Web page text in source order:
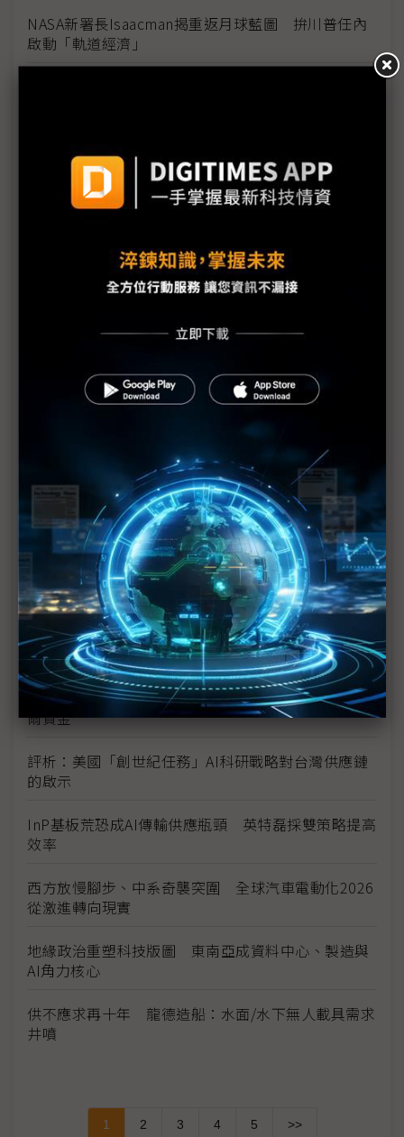
NASA新署長Isaacman揭重返月球藍圖 拚川普任內
啟動「軌道經濟」
黃仁勳誠聘Groq 員工股權「折現」約9成隨CEO加
入NVIDIA
川普10萬美元H-1B簽證費用爭議延燒 美國商會提起
魏哲家自嘲含淚打造台積美廠 NYT剖析1.8萬條法規
如何綁住晶圓代工龍頭手腳
從DeepSeek到H200鬆綁 盤點NVIDIA 2025年十大
新的逆襲之路？ 業者估未來5~10年中國將竄出多家
未蒙其利先受其害 美國製造業景氣連9個月衰退
H200效能翻6倍、價格增3成 NVIDIA「清庫存」仍
讓中國動心
豐田目標2026全球生產破千萬輛 HEV需求強勁跨越
電動車放緩影響
東南亞各國與美貿易協議持續推進 2026聚焦關鍵礦
產、轉口問題
陳立武與川普關鍵40分鐘會談 將政治阻力化為英特
爾資金
評析：美國「創世紀任務」AI科研戰略對台灣供應鏈
的啟示
InP基板荒恐成AI傳輸供應瓶頸 英特磊採雙策略提高
效率
西方放慢腳步、中系奇襲突圍 全球汽車電動化2026
從激進轉向現實
地緣政治重塑科技版圖 東南亞成資料中心、製造與
AI角力核心
供不應求再十年 龍德造船：水面/水下無人載具需求
井噴
1 2 3 4 5 >>